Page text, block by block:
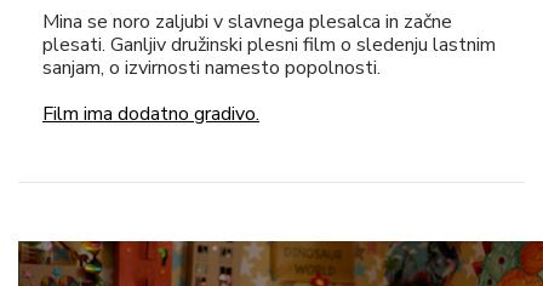
Mina se noro zaljubi v slavnega plesalca in začne
plesati. Ganljiv družinski plesni film o sledenju lastnim
sanjam, o izvirnosti namesto popolnosti.
Film ima dodatno gradivo.